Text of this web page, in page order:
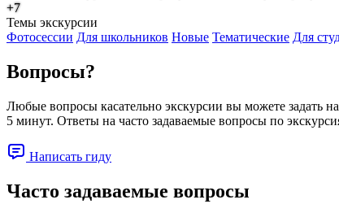
+7
Темы экскурсии
Фотосессии Для школьников Новые Тематические Для
Вопросы?
Любые вопросы касательно экскурсии вы можете задать
5 минут. Ответы на часто задаваемые вопросы по
Написать гиду
Часто задаваемые вопросы